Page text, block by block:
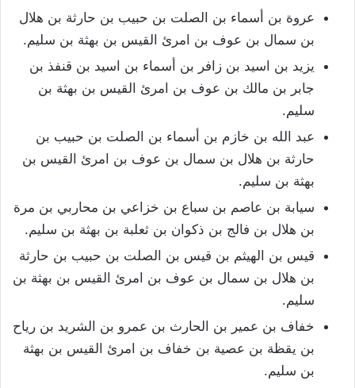
عروة بن أسماء بن الصلت بن حبيب بن حارثة بن هلال
بن سمال بن عوف بن امرئ القيس بن بهثة بن سليم.
يزيد بن اسيد بن زافر بن أسماء بن اسيد بن قنفذ بن
جابر بن مالك بن عوف بن امرئ القيس بن بهثة بن
سليم.
عبد الله بن خازم بن أسماء بن الصلت بن حبيب بن
حارثة بن هلال بن سمال بن عوف بن امرئ القيس بن
بهثة بن سليم.
سيابة بن عاصم بن سباع بن خزاعي بن محاربي بن مرة
بن هلال بن فالج بن ذكوان بن ثعلبة بن بهثة بن سليم.
قيس بن الهيثم بن قيس بن الصلت بن حبيب بن حارثة
بن هلال بن سمال بن عوف بن امرئ القيس بن بهثة بن
سليم.
خفاف بن عمير بن الحارث بن عمرو بن الشريد بن رياح
بن يقظة بن عصية بن خفاف بن امرئ القيس بن بهثة
بن سليم.